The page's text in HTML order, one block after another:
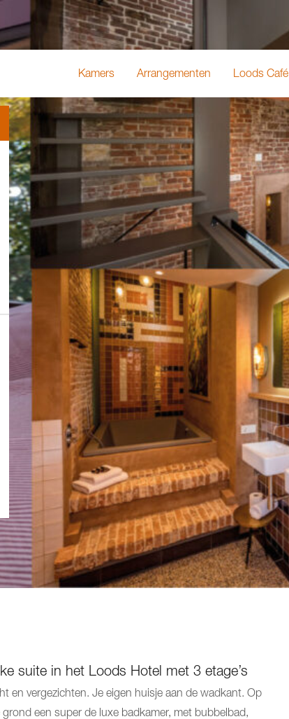
Kamers Arrangementen Loods Café
suite in het Loods Hotel met 3 etage’s
en vergezichten. Je eigen huisje aan de wadkant. Op
grond een super de luxe badkamer, met bubbelbad,